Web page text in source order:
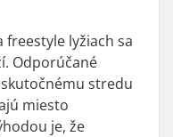
freestyle lyžiach sa
Odporúčané
stredu
miesto
je, že